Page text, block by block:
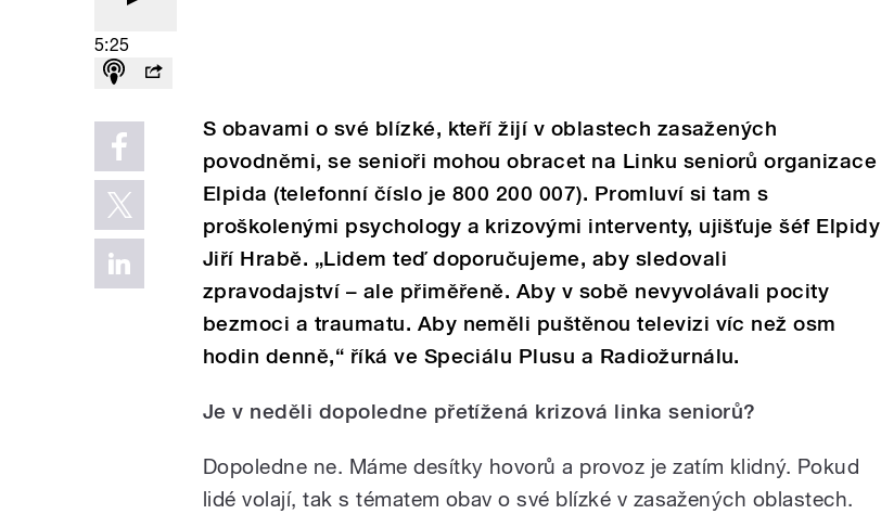
5:25
S obavami o své blízké, kteří žijí v oblastech zasažených
povodněmi, se senioři mohou obracet na Linku seniorů organizace
Elpida (telefonní číslo je 800 200 007). Promluví si tam s
proškolenými psychology a krizovými interventy, ujišťuje šéf Elpidy
Jiří Hrabě. „Lidem teď doporučujeme, aby sledovali
zpravodajství – ale přiměřeně. Aby v sobě nevyvolávali pocity
bezmoci a traumatu. Aby neměli puštěnou televizi víc než osm
hodin denně,“ říká ve Speciálu Plusu a Radiožurnálu.
Je v neděli dopoledne přetížená krizová linka seniorů?
Dopoledne ne. Máme desítky hovorů a provoz je zatím klidný. Pokud
lidé volají, tak s tématem obav o své blízké v zasažených oblastech.